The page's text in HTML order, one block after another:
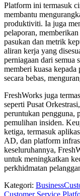
Platform ini termasuk
membantu
produktiviti. Ia juga
pelaporan,
pasukan dan metrik
aliran kerja yang
perniagaan dari semua
memberi kuasa kepada
secara bebas,
FreshWorks juga
seperti Pusat
peruntukan pengguna,
pemulihan insiden.
ketiga, termasuk
AD, dan platform
keseluruhannya,
untuk meningkatkan
perkhidmatan
Kategori: Business
Customer Service